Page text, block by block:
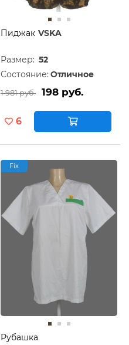
Пиджак VSKA
Размер: 52
Состояние: Отличное
1 981 руб. 198 руб.
6
Fix
Рубашка